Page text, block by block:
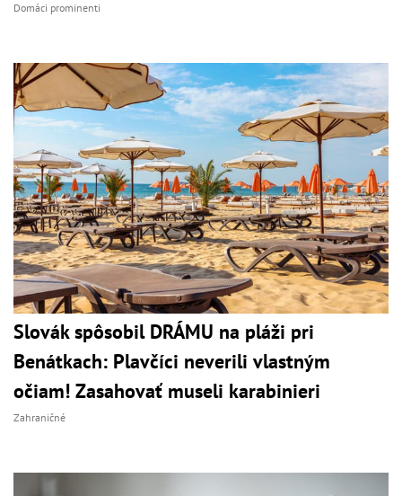
Domáci prominenti
Slovák spôsobil DRÁMU na pláži pri
Benátkach: Plavčíci neverili vlastným
očiam! Zasahovať museli karabinieri
Zahraničné